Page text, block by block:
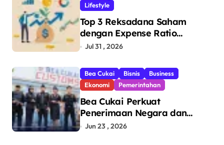
Lifestyle
Top 3 Reksadana Saham
dengan Expense Ratio
Terendah
Jul 31 , 2026
Bea Cukai Bisnis
Business
Ekonomi
Pemerintahan
Bea Cukai Perkuat
Penerimaan Negara dan
Pengawasan, Setor Rp123,8
Jun 23 , 2026